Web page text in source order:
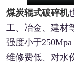
煤炭辊式破碎机
工、冶金、建材
强度小于
维修费低、对水